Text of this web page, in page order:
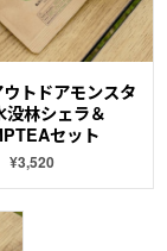
トドアモンスタ
林シェラ＆
セット
¥3,520